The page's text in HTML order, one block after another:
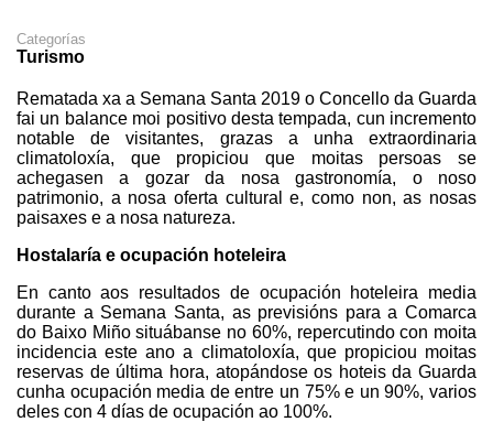
Categorías
Turismo
Rematada xa a Semana Santa 2019 o Concello da Guarda
fai un balance moi positivo desta tempada, cun incremento
notable de visitantes, grazas a unha extraordinaria
climatoloxía, que propiciou que moitas persoas se
achegasen a gozar da nosa gastronomía, o noso
patrimonio, a nosa oferta cultural e, como non, as nosas
paisaxes e a nosa natureza.
Hostalaría e ocupación hoteleira
En canto aos resultados de ocupación hoteleira media
durante a Semana Santa, as previsións para a Comarca
do Baixo Miño situábanse no 60%, repercutindo con moita
incidencia este ano a climatoloxía, que propiciou moitas
reservas de última hora, atopándose os hoteis da Guarda
cunha ocupación media de entre un 75% e un 90%, varios
deles con 4 días de ocupación ao 100%.